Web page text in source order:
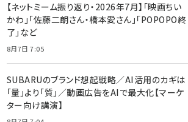
【ネットミーム振り返り・2026年7月】「映画ちい
かわ」「佐藤二朗さん・橋本愛さん」「POPOPO終
了」など
8月7日 7:05
SUBARUのブランド想起戦略／AI活用のカギは
「量」より「質」／動画広告をAIで最大化【マーケ
ター向け講演】